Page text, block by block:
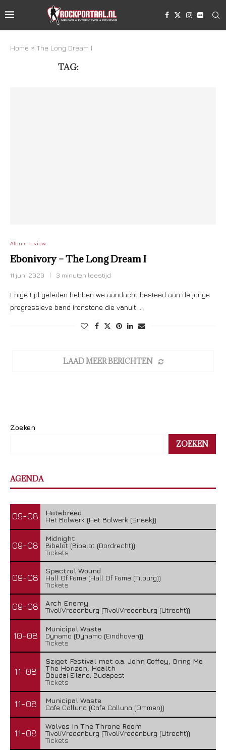
Home » The Long Dream I
TAG:
Album review
Ebonivory – The Long Dream I
11 juni 2020 3 minuten leestijd
Enige tijd geleden hebben we aandacht besteed aan de jonge
progressieve band Ironstone die vanuit …
LAAD MEER BERICHTEN
Zoeken
ZOEKEN
AGENDA
09-08
Hatebreed
Het Bolwerk (Het Bolwerk (Sneek))
09-08
Midnight
Bibelot (Bibelot (Dordrecht))
Tickets
09-08
Spectral Wound
Hall Of Fame (Hall Of Fame (Tilburg))
Tickets
09-08
Arch Enemy
TivoliVredenburg (TivoliVredenburg (Utrecht))
10-08
Municipal Waste
Dynamo (Dynamo (Eindhoven))
Tickets
11-08
Sziget Festival met o.a. John Coffey, Bring Me
The Horizon, Health
Óbudai Eiland, Budapest
Tickets
11-08
Municipal Waste
Cafe Calluna (Cafe Calluna (Ommen))
11-08
Wolves In The Throne Room
TivoliVredenburg (TivoliVredenburg (Utrecht))
Tickets